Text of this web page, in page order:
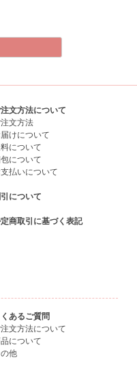
文方法について
注文方法
けについて
について
について
払いについて
について
商取引に基づく表記
あるご質問
注文方法について
について
他